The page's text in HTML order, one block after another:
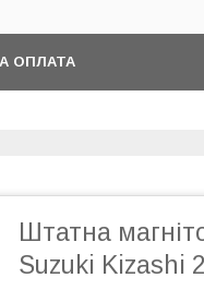
ОПЛАТА
Штатна
Suzuki Kizashi